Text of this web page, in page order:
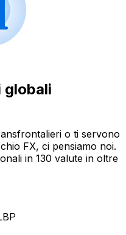
globali
o ti servono
FX, ci pensiamo noi.
in 130 valute in oltre